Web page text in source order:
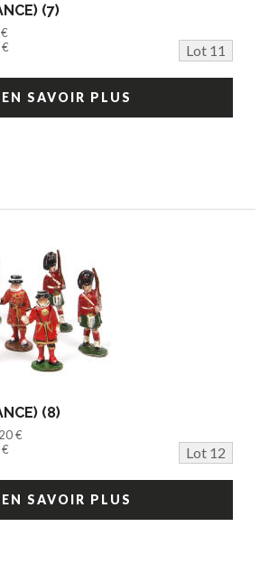
(7)
€
Lot 11
EN SAVOIR PLUS
(8)
€
€
Lot 12
EN SAVOIR PLUS